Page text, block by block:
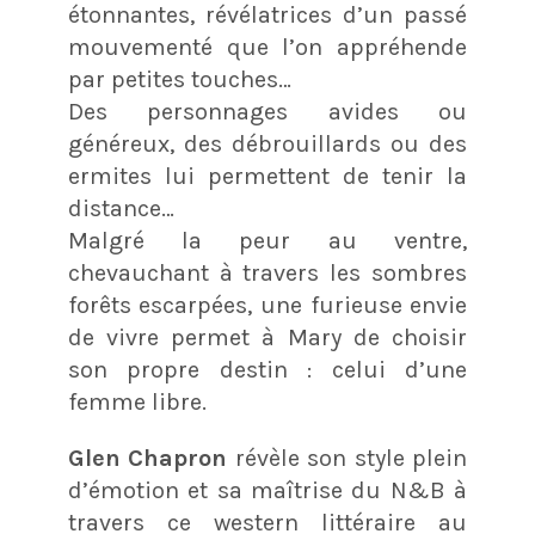
étonnantes, révélatrices d’un passé
mouvementé que l’on appréhende
par petites touches…
Des personnages avides ou
généreux, des débrouillards ou des
ermites lui permettent de tenir la
distance…
Malgré la peur au ventre,
chevauchant à travers les sombres
forêts escarpées, une furieuse envie
de vivre permet à Mary de choisir
son propre destin : celui d’une
femme libre.
Glen Chapron révèle son style plein
d’émotion et sa maîtrise du N&B à
travers ce western littéraire au